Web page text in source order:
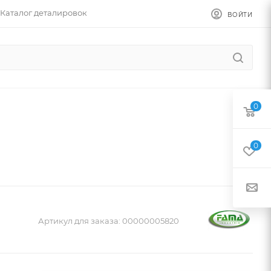
Каталог деталировок ВОЙТИ
Артикул для заказа: 00000005820
0
0